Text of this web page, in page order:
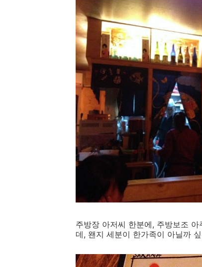
주방장 아저씨 한분에, 주방보조
데, 왠지 세분이 한가족이 아닐까